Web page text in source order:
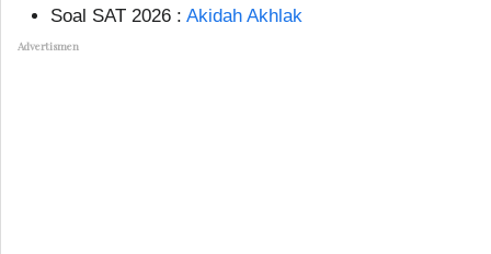
Soal SAT 2026 : Akidah Akhlak
Advertismen